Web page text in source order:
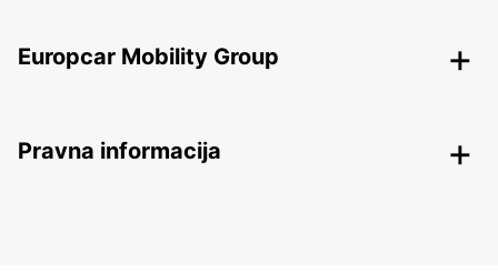
Europcar Mobility Group
Pravna informacija